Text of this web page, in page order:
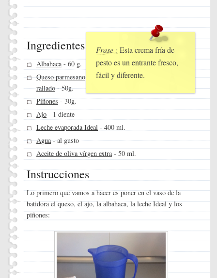
Frase : Esta crema fría de
pesto es un entrante fresco,
fácil y diferente.
Ingredientes
Albahaca- 60 g.
Queso parmesano
rallado- 50g.
Piñones - 30g.
Ajo- 1 diente
Leche evaporada Ideal - 400 ml.
Agua- al gusto
Aceite de oliva vírgen extra- 50 ml.
Instrucciones
Lo primero que vamos a hacer es poner en el vaso de la
batidora el queso, el ajo, la albahaca, la leche Ideal y los
piñones: